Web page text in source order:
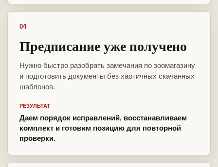
04
Предписание уже получено
Нужно быстро разобрать замечания по зоомагазину
и подготовить документы без хаотичных скачанных
шаблонов.
РЕЗУЛЬТАТ
Даем порядок исправлений, восстанавливаем
комплект и готовим позицию для повторной
проверки.